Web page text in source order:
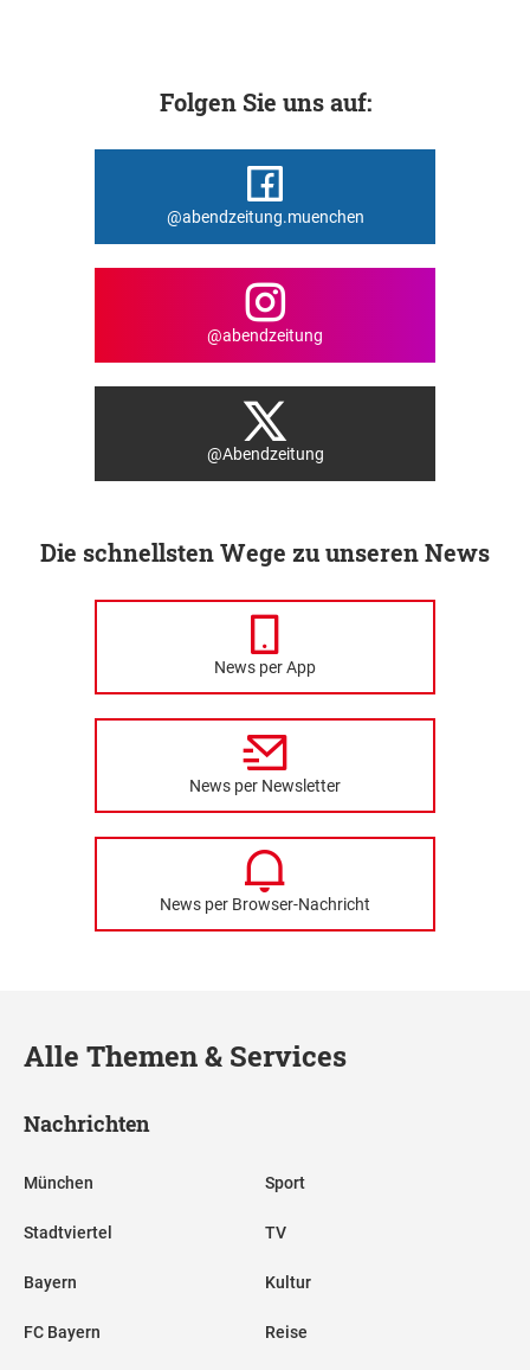
Folgen Sie uns auf:
@abendzeitung.muenchen
@abendzeitung
@Abendzeitung
Die schnellsten Wege zu unseren News
News per App
News per Newsletter
News per Browser-Nachricht
Alle Themen & Services
Nachrichten
München
Stadtviertel
Bayern
FC Bayern
Sport
TV
Kultur
Reise